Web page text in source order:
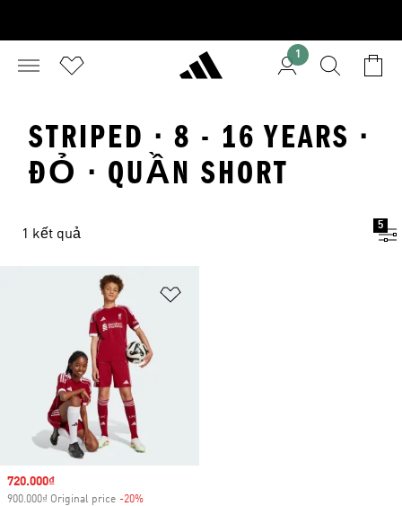
1
STRIPED · 8 - 16 YEARS ·
ĐỎ · QUẦN SHORT
1 kết quả
5
Sale price
720.000₫
900.000₫ Original price -20%